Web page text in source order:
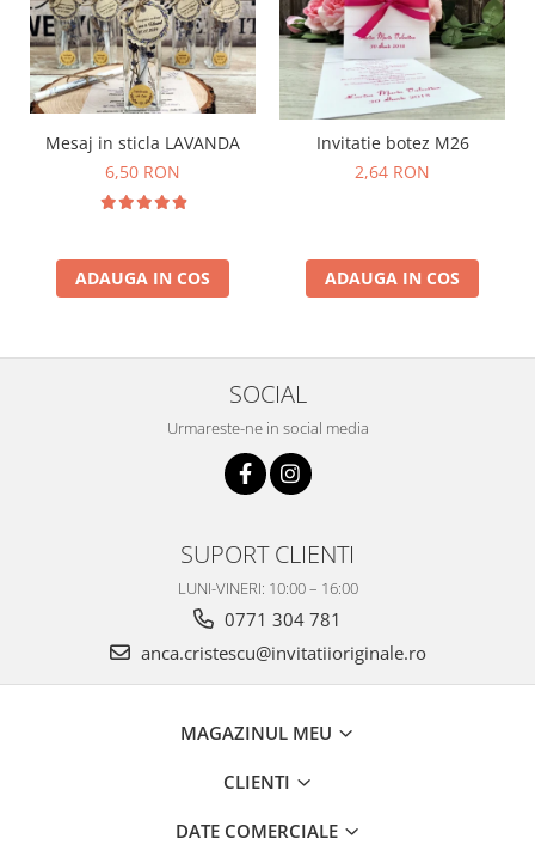
Mesaj in sticla LAVANDA
6,50 RON
ADAUGA IN COS
Invitatie botez M26
2,64 RON
ADAUGA IN COS
SOCIAL
Urmareste-ne in social media
SUPORT CLIENTI
LUNI-VINERI: 10:00 – 16:00
0771 304 781
anca.cristescu@invitatiioriginale.ro
MAGAZINUL MEU
CLIENTI
DATE COMERCIALE